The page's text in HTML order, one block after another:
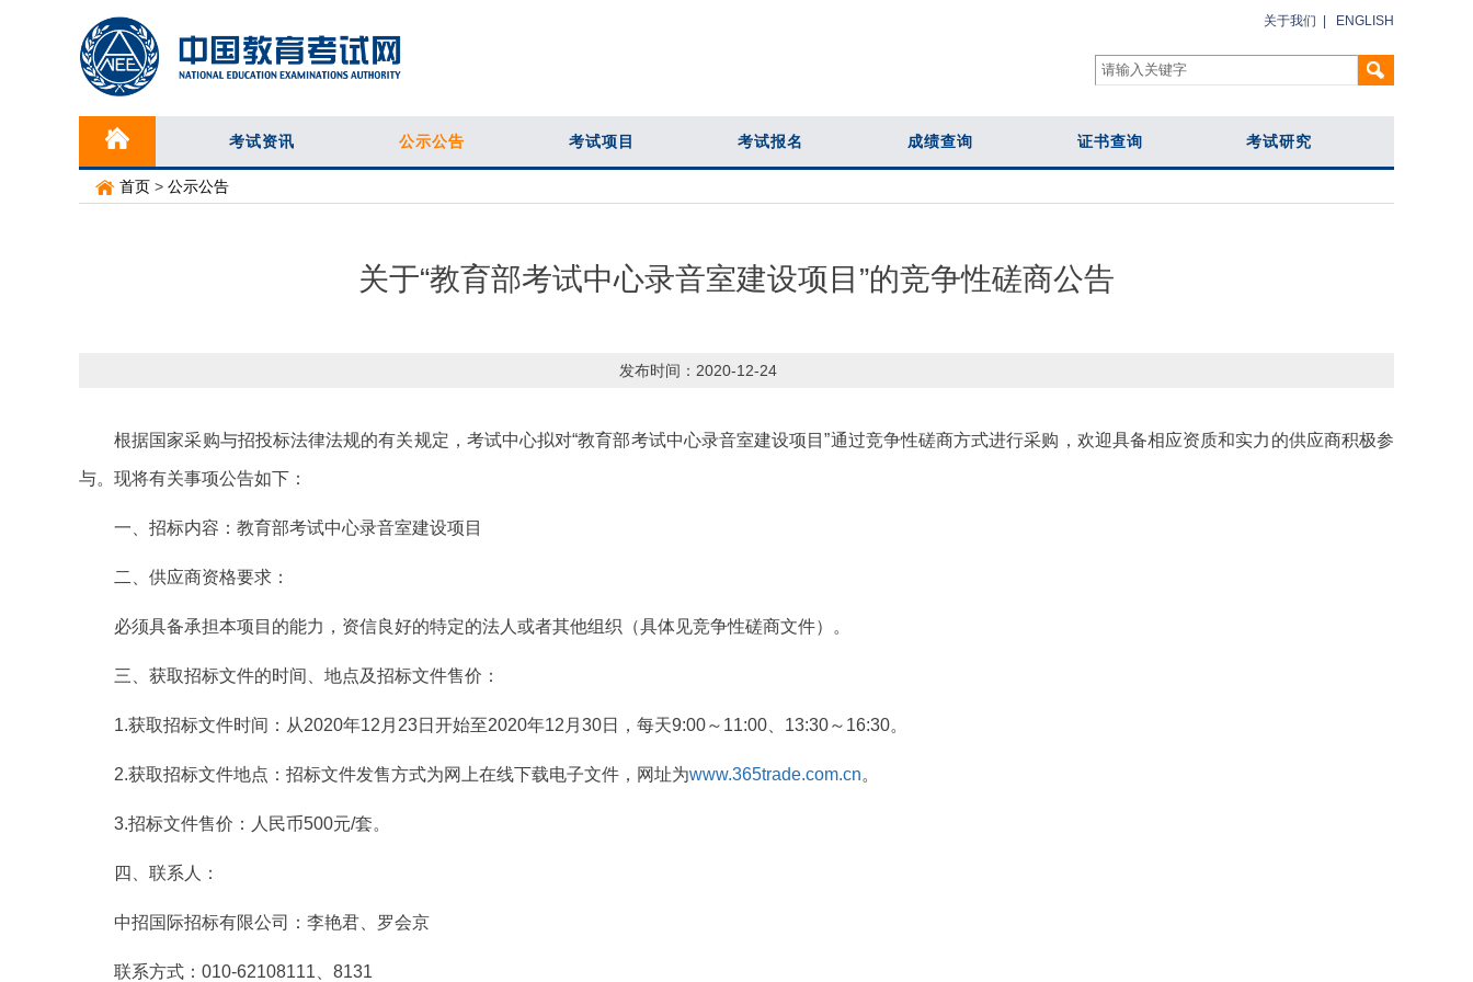
关于我们 ENGLISH
考试资讯 公示公告 考试项目 考试报名 成绩查询 证书查询 考试研究
首页 > 公示公告
关于“教育部考试中心录音室建设项目”的竞争性磋商公告
发布时间： 2020-12-24
根据国家采购与招投标法律法规的有关规定，考试中心拟对“教育部考试中心录音室建设项目”通过竞争性磋商方式进行采购，欢迎具备相应资质和实力的供应商积极参
与。现将有关事项公告如下：
一、招标内容：教育部考试中心录音室建设项目
二、供应商资格要求：
必须具备承担本项目的能力，资信良好的特定的法人或者其他组织（具体见竞争性磋商文件）。
三、获取招标文件的时间、地点及招标文件售价：
1.获取招标文件时间：从2020年12月23日开始至2020年12月30日，每天9:00～11:00、13:30～16:30。
2.获取招标文件地点：招标文件发售方式为网上在线下载电子文件，网址为www.365trade.com.cn。
3.招标文件售价：人民币500元/套。
四、联系人：
中招国际招标有限公司：李艳君、罗会京
联系方式：010-62108111、8131